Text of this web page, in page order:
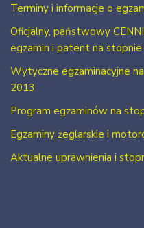
Terminy i informacje o
Oficjalny, państwowy
egzamin i patent na stopnie
Wytyczne egzaminacyjne
2013
Program egzaminów na
Egzaminy żeglarskie i
Aktualne uprawnienia i